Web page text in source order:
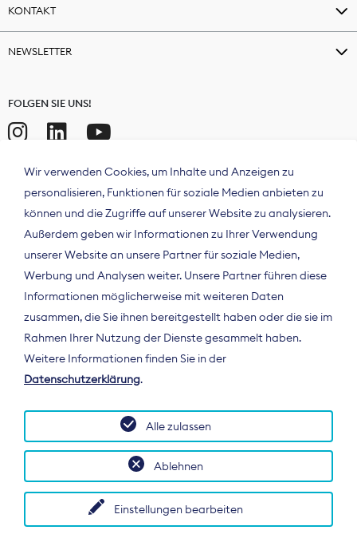
KONTAKT
NEWSLETTER
FOLGEN SIE UNS!
Der Bundesverband Digitalpublisher und
Zeitungsverleger (BDZV) vertritt als
Spitzenorganisation die Interessen der
Deutschland und auf EU-Ebene.
© 2026 BDZV. All rights reserved.
Wir verwenden Cookies, um Inhalte und Anzeigen zu
personalisieren, Funktionen für soziale Medien anbieten zu
können und die Zugriffe auf unserer Website zu analysieren.
Außerdem geben wir Informationen zu Ihrer Verwendung
unserer Website an unsere Partner für soziale Medien,
Werbung und Analysen weiter. Unsere Partner führen diese
Informationen möglicherweise mit weiteren Daten
zusammen, die Sie ihnen bereitgestellt haben oder die sie im
Rahmen Ihrer Nutzung der Dienste gesammelt haben.
Weitere Informationen finden Sie in der
Datenschutzerklärung.
Einstellungen bearbeiten
Ablehnen
Alle zulassen